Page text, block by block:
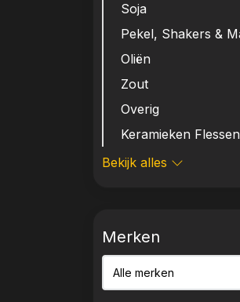
Soja
Oliën
Zout
Overig
Keramieken Flessen
Bekijk alles
Merken